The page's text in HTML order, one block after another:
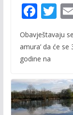
F
ac
e
b
o
k
T
itt
Obavještavaju
amura’ da će
godine na